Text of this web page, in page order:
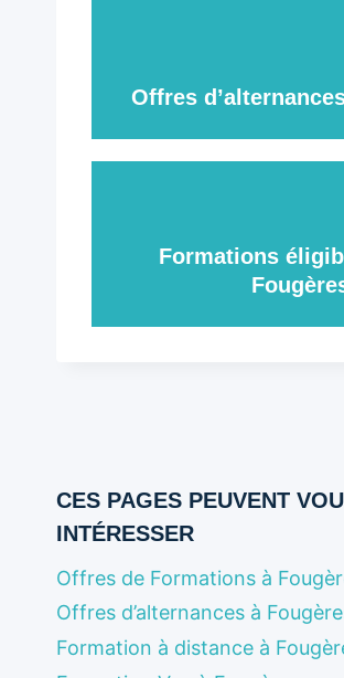
Offres
Formations
CES PAGES PEUVENT
INTÉRESSER
Offres de Formations à
Offres d’alternances à
Formation à distance à